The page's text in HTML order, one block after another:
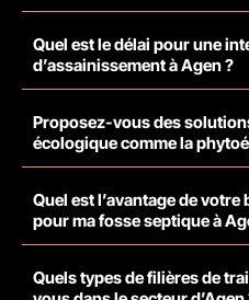
Quel est le délai pour une
d’assainissement à Agen ?
Proposez-vous des
écologique comme la
Quel est l’avantage de votre
pour ma fosse septique à
Quels types de filières de